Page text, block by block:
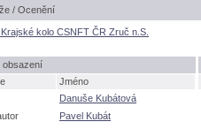
/ Ocenění
kolo CSNFT ČR Zruč n.S.
Jméno
Danuše Kubátov
Pavel Kubát